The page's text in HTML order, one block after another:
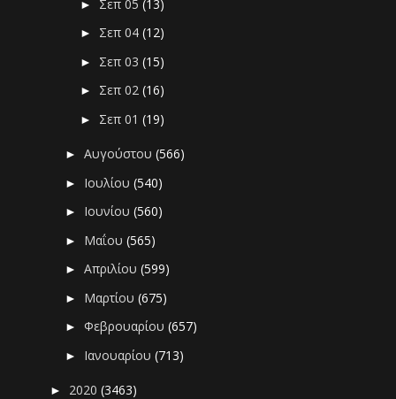
► Σεπ 05(13)
► Σεπ 04(12)
► Σεπ 03(15)
► Σεπ 02(16)
► Σεπ 01(19)
►Αυγούστου(566)
► Ιουλίου(540)
► Ιουνίου(560)
► Μαΐου(565)
►Απριλίου(599)
► Μαρτίου(675)
►Φεβρουαρίου(657)
► Ιανουαρίου(713)
► 2020(3463)